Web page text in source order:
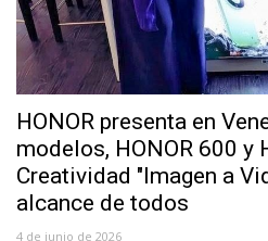
HONOR presenta en
modelos, HONOR 600 y
Creatividad "Imagen a
alcance de todos
4 de junio de 2026